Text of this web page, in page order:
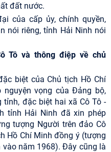
đất nước.
của cấp ủy, chính quyền,
nói riêng, tỉnh Hải Ninh nói
Tô và thông điệp về chủ
biệt của Chủ tịch Hồ Chí
nguyện vọng của Đảng bộ,
đặc biệt hai xã Cô Tô -
tỉnh Hải Ninh đã xin phép
tượng Người trên đảo Cô
Hồ Chí Minh đồng ý (tượng
năm 1968). Đây cũng là